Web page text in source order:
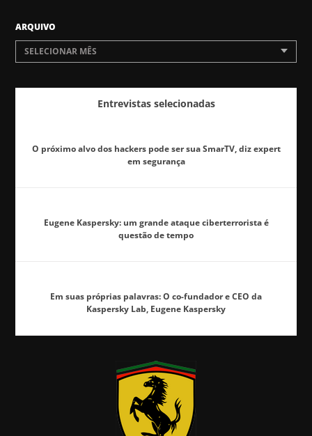
ARQUIVO
SELECIONAR MÊS
Entrevistas selecionadas
O próximo alvo dos hackers pode ser sua SmarTV, diz expert
em segurança
Eugene Kaspersky: um grande ataque ciberterrorista é
questão de tempo
Em suas próprias palavras: O co-fundador e CEO da
Kaspersky Lab, Eugene Kaspersky